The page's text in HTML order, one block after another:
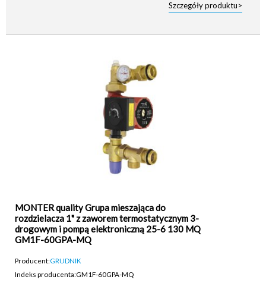
Szczegóły produktu>
MONTER quality Grupa mieszająca do
rozdzielacza 1" z zaworem termostatycznym 3-
drogowym i pompą elektroniczną 25-6 130 MQ
GM1F-60GPA-MQ
Producent:GRUDNIK
Indeks producenta:GM1F-60GPA-MQ